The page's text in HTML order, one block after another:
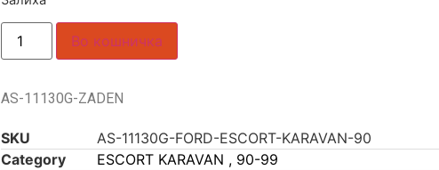
Во кошничка
AS-11130G-ZADEN
SKU
AS-11130G-FORD-ESCORT-KARAVAN-90
Category
ESCORT KARAVAN , 90-99